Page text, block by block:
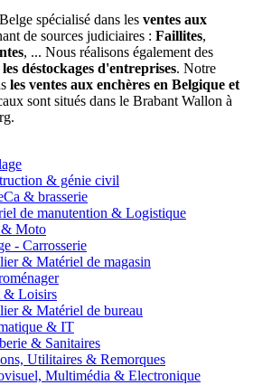
spécialisé dans les ventes aux
de sources judiciaires : Faillites,
, ... Nous réalisons également des
les déstockages d'entreprises. Notre
les ventes aux enchères en Belgique et
sont situés dans le Brabant Wallon à
& génie civil
& brasserie
de manutention & Logistique
& Moto
- Carrosserie
& Matériel de magasin
& Loisirs
& Matériel de bureau
& IT
& Sanitaires
Utilitaires & Remorques
Multimédia & Electronique